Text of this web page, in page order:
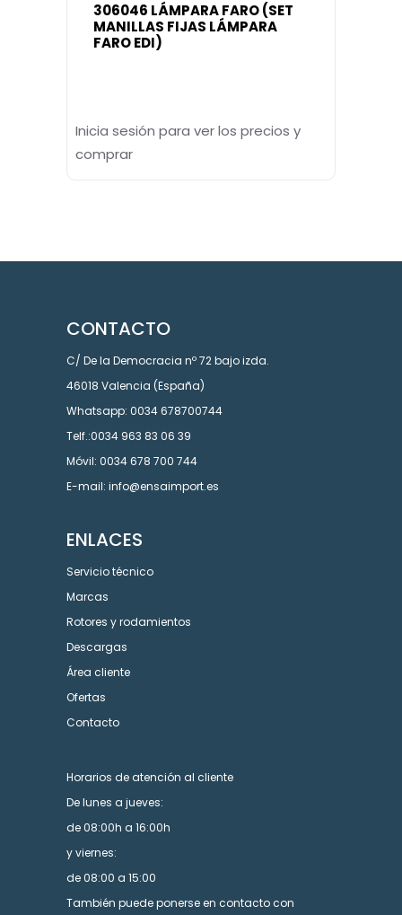
306046 LÁMPARA FARO (SET
MANILLAS FIJAS LÁMPARA
FARO EDI)
Inicia sesión para ver los precios y
comprar
CONTACTO
C/ De la Democracia nº 72 bajo izda.
46018 Valencia (España)
Whatsapp: 0034 678700744
Telf.:0034 963 83 06 39
Móvil: 0034 678 700 744
E-mail: info@ensaimport.es
ENLACES
Servicio técnico
Marcas
Rotores y rodamientos
Descargas
Área cliente
Ofertas
Contacto
Horarios de atención al cliente
De lunes a jueves:
de 08:00h a 16:00h
y viernes:
de 08:00 a 15:00
También puede ponerse en contacto con